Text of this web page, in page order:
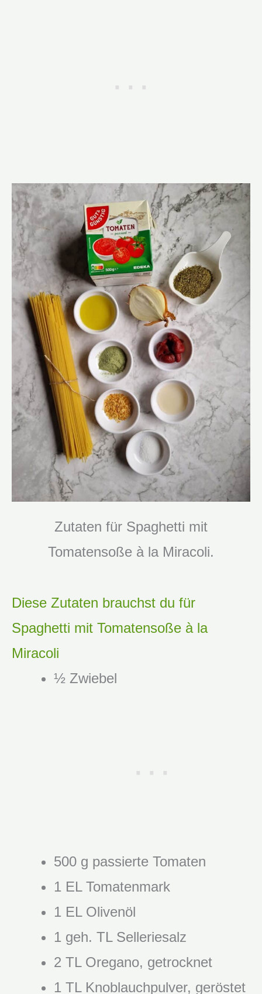
Zutaten für Spaghetti mit
Tomatensoße à la Miracoli.
Diese Zutaten brauchst du für
Spaghetti mit Tomatensoße à la
Miracoli
½ Zwiebel
500 g passierte Tomaten
1 EL Tomatenmark
1 EL Olivenöl
1 geh. TL Selleriesalz
2 TL Oregano, getrocknet
1 TL Knoblauchpulver, geröstet